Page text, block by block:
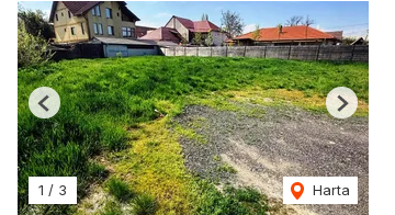
1 / 3 Harta
Previous Next